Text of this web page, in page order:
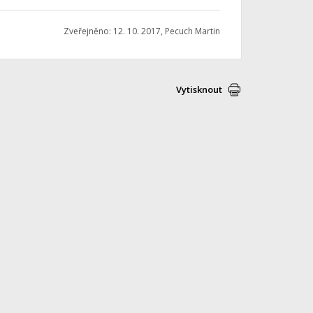
Zveřejněno: 12. 10. 2017, Pecuch Martin
Vytisknout